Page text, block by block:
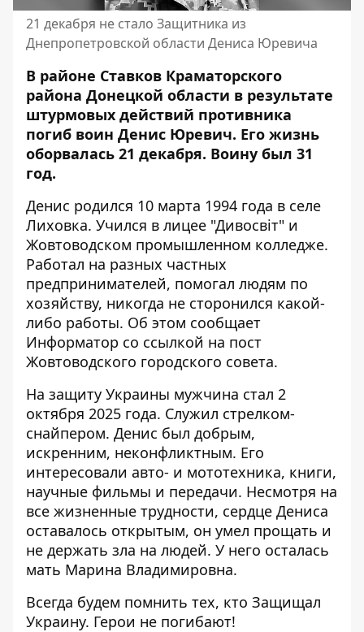
21 декабря не стало Защитника из
Днепропетровской области Дениса Юревича
В районе Ставков Краматорского
района Донецкой области в результате
штурмовых действий противника
погиб воин Денис Юревич. Его жизнь
оборвалась 21 декабря. Воину был 31
год.
Денис родился 10 марта 1994 года в селе
Лиховка. Учился в лицее "Дивосвіт" и
Жовтоводском промышленном колледже.
Работал на разных частных
предпринимателей, помогал людям по
хозяйству, никогда не сторонился какой-
либо работы. Об этом сообщает
Информатор со ссылкой на пост
Жовтоводского городского совета.
На защиту Украины мужчина стал 2
октября 2025 года. Служил стрелком-
снайпером. Денис был добрым,
искренним, неконфликтным. Его
интересовали авто- и мототехника, книги,
научные фильмы и передачи. Несмотря на
все жизненные трудности, сердце Дениса
оставалось открытым, он умел прощать и
не держать зла на людей. У него осталась
мать Марина Владимировна.
Всегда будем помнить тех, кто Защищал
Украину. Герои не погибают!